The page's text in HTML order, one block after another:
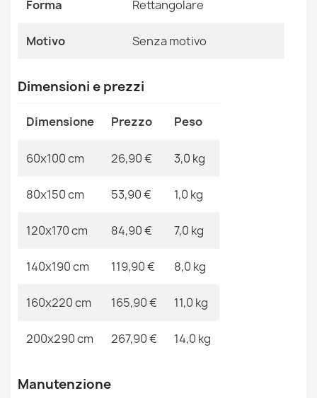
Tappeto BUBBLE cerchio nero 25 IMITAZIONE PELLICCIA
45,90 €
Tappeto BUBBLE nero 25 IMITAZIONE PELLICCIA DI
CONIGLIO 3D strutturale
45,90 €
Ean13
2000000110639
Forma Rettangolare
Motivo Senza motivo
Dimensioni e prezzi
Dimensione Prezzo Peso
60x100 cm 26,90 € 3,0 kg
80x150 cm 53,90 € 1,0 kg
120x170 cm 84,90 € 7,0 kg
140x190 cm 119,90 € 8,0 kg
160x220 cm 165,90 € 11,0 kg
200x290 cm 267,90 € 14,0 kg
Manutenzione